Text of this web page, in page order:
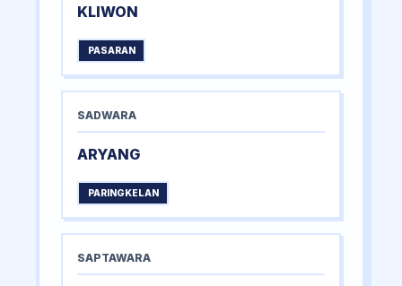
KLIWON
PASARAN
SADWARA
ARYANG
PARINGKELAN
SAPTAWARA